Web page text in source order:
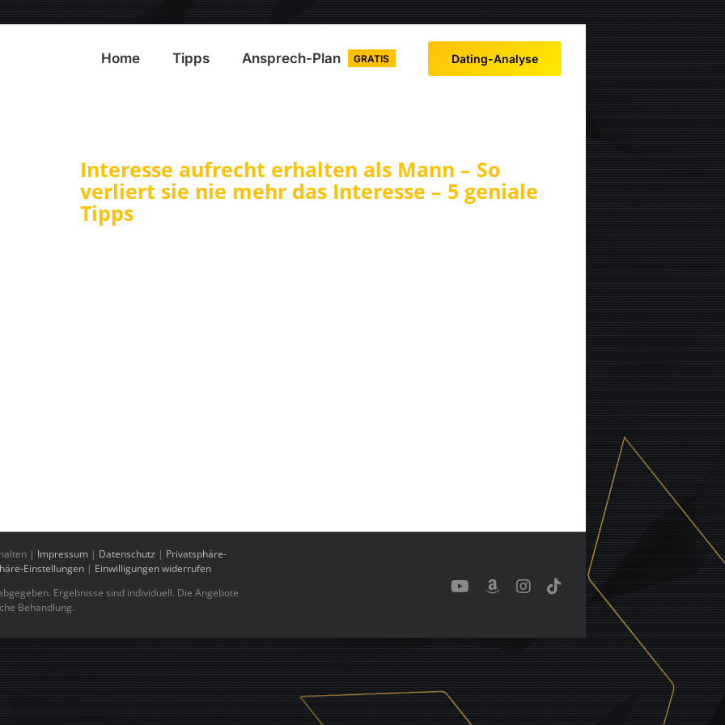
Home Tipps Ansprech-Plan GRATIS Dating-Analyse
Interesse aufrecht erhalten als Mann – So
verliert sie nie mehr das Interesse – 5 geniale
Tipps
| Impressum | Datenschutz | Privatsphäre-
Einstellungen | Einwilligungen widerrufen
Ergebnisse sind individuell. Die Angebote
Behandlung.
YouTubeBenutzerdefiniert
Instagram
Tiktok